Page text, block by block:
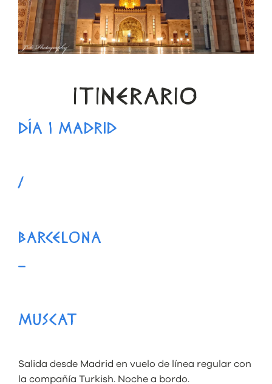
ITINERARIO
DÍA 1 MADRID
/
BARCELONA
–
MUSCAT
Salida desde Madrid en vuelo de línea regular con
la compañía Turkish. Noche a bordo.